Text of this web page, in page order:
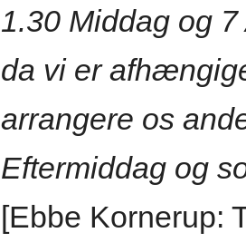
1.30 Middag og
da vi er
arrangere os
Eftermiddag og
[Ebbe Kornerup: